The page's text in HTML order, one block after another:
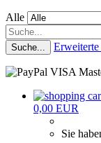
Alle
Suche... Erweiterte
0,00 EUR
Sie